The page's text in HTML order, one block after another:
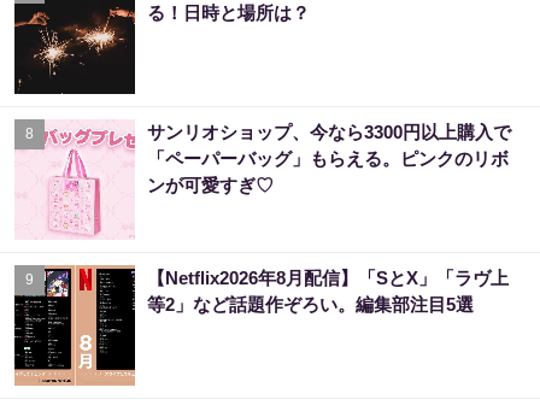
る！日時と場所は？
8
サンリオショップ、今なら3300円以上購入で
「ペーパーバッグ」もらえる。ピンクのリボ
ンが可愛すぎ♡
9
【Netflix2026年8月配信】「SとX」「ラヴ上
等2」など話題作ぞろい。編集部注目5選